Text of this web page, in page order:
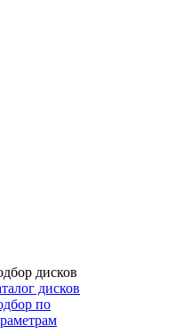
дисков
дисков
по